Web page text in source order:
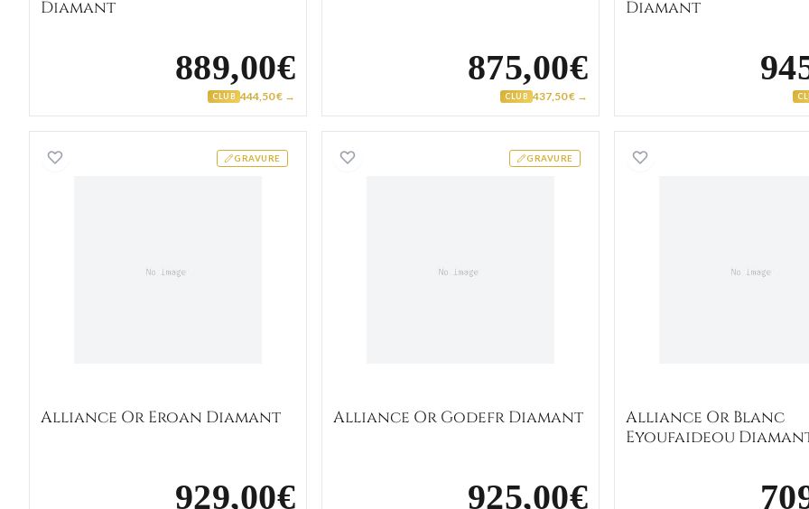
Diamant
889,00€
CLUB 444,50 € →
875,00€
CLUB 437,50 € →
Diamant
GRAVURE
Alliance Or Eroan Diamant
Alliance Or Eroan Diamant
929,00€
GRAVURE
Alliance Or Godefr Diamant
Alliance Or Godefr Diamant
925,00€
Alliance Or Blanc
Eyoufaideou